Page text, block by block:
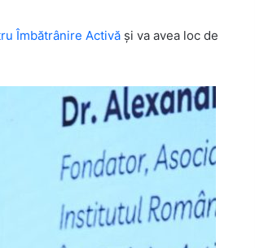
Îmbătrânire Activă și va avea loc de